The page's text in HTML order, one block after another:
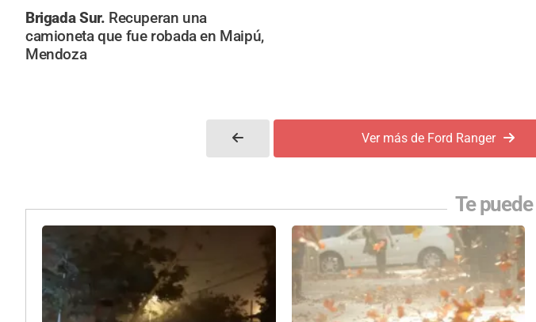
Brigada Sur. Recuperan una
camioneta que fue robada en Maipú,
Mendoza
Ver más de Ford Ranger
Te puede